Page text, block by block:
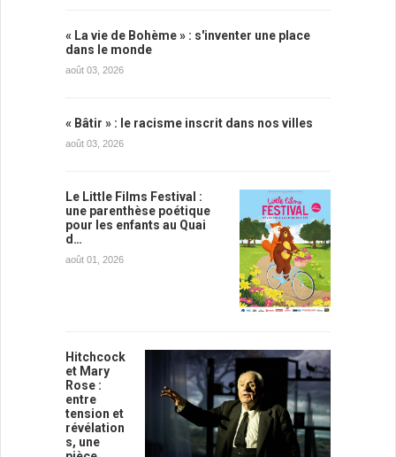
« La vie de Bohème » : s'inventer une place
dans le monde
août 03, 2026
« Bâtir » : le racisme inscrit dans nos villes
août 03, 2026
Le Little Films Festival :
une parenthèse poétique
pour les enfants au Quai
d…
août 01, 2026
Hitchcock
et Mary
Rose :
entre
tension et
révélation
s, une